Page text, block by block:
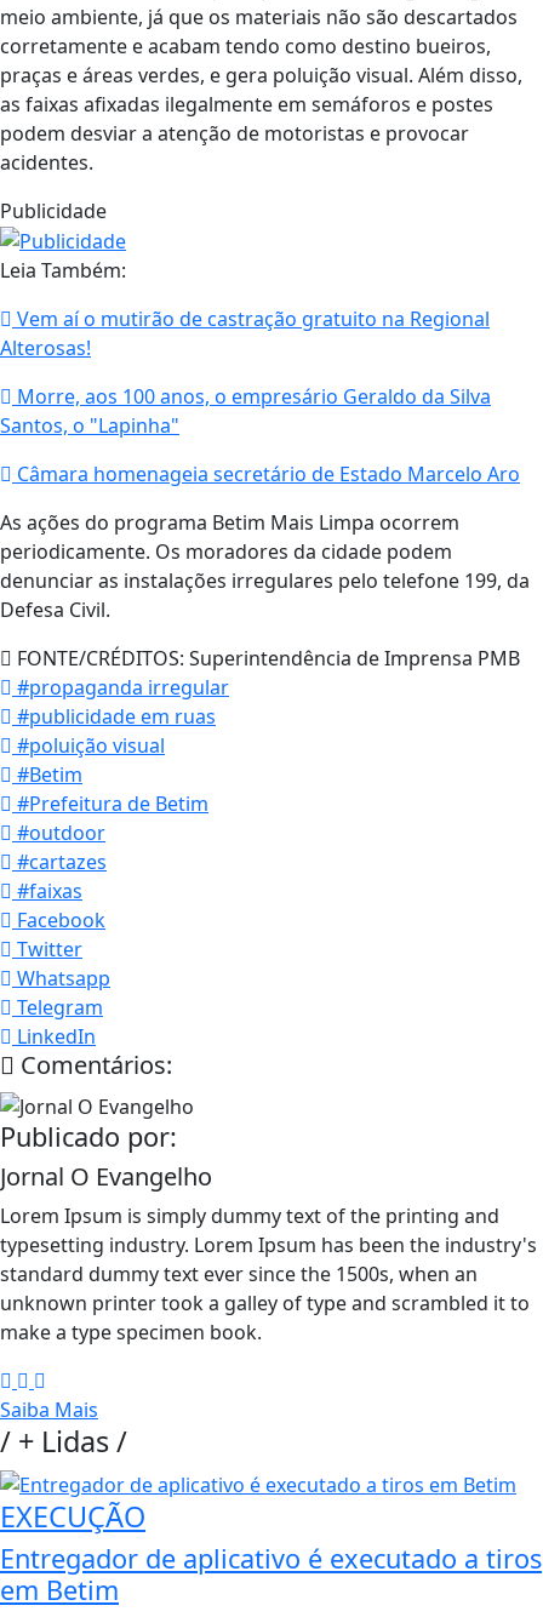
meio ambiente, já que os materiais não são descartados
corretamente e acabam tendo como destino bueiros,
praças e áreas verdes, e gera poluição visual. Além disso,
as faixas afixadas ilegalmente em semáforos e postes
podem desviar a atenção de motoristas e provocar
acidentes.
Publicidade
Leia Também:
Vem aí o mutirão de castração gratuito na Regional
Alterosas!
Morre, aos 100 anos, o empresário Geraldo da Silva
Santos, o "Lapinha"
Câmara homenageia secretário de Estado Marcelo Aro
As ações do programa Betim Mais Limpa ocorrem
periodicamente. Os moradores da cidade podem
denunciar as instalações irregulares pelo telefone 199, da
Defesa Civil.
FONTE/CRÉDITOS: Superintendência de Imprensa PMB
#propaganda irregular
#publicidade em ruas
#poluição visual
#Betim
#Prefeitura de Betim
#outdoor
#cartazes
#faixas
Facebook
Twitter
Whatsapp
Telegram
LinkedIn
Comentários:
Publicado por:
Jornal O Evangelho
Lorem Ipsum is simply dummy text of the printing and
typesetting industry. Lorem Ipsum has been the industry's
standard dummy text ever since the 1500s, when an
unknown printer took a galley of type and scrambled it to
make a type specimen book.
Saiba Mais
/ + Lidas/
EXECUÇÃO
Entregador de aplicativo é executado a tiros
em Betim